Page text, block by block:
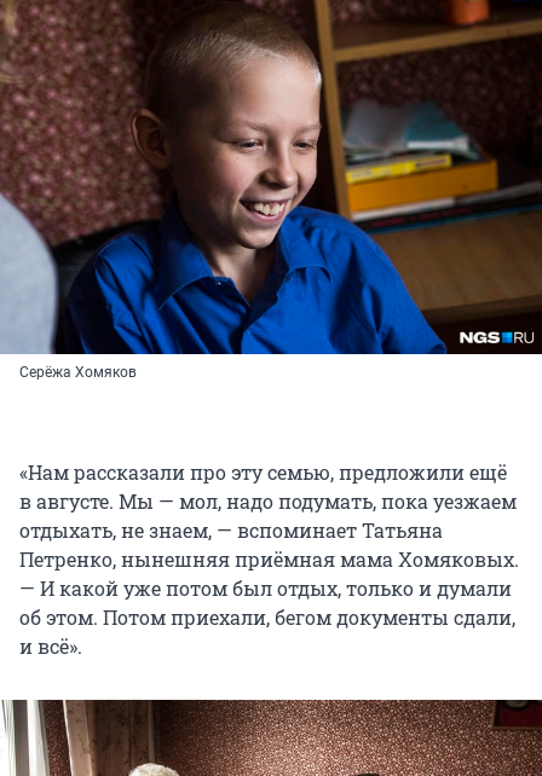
Серёжа Хомяков
«Нам рассказали про эту семью, предложили ещё
в августе. Мы — мол, надо подумать, пока уезжаем
отдыхать, не знаем, — вспоминает Татьяна
Петренко, нынешняя приёмная мама Хомяковых.
— И какой уже потом был отдых, только и думали
об этом. Потом приехали, бегом документы сдали,
и всё».